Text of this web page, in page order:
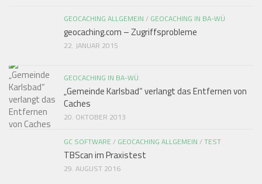
GEOCACHING ALLGEMEIN / GEOCACHING IN BA-WÜ
geocaching.com – Zugriffsprobleme
22. JANUAR 2015
GEOCACHING IN BA-WÜ
„Gemeinde Karlsbad“ verlangt das Entfernen von
Caches
20. OKTOBER 2013
GC SOFTWARE / GEOCACHING ALLGEMEIN /TEST
TBScan im Praxistest
29. AUGUST 2016